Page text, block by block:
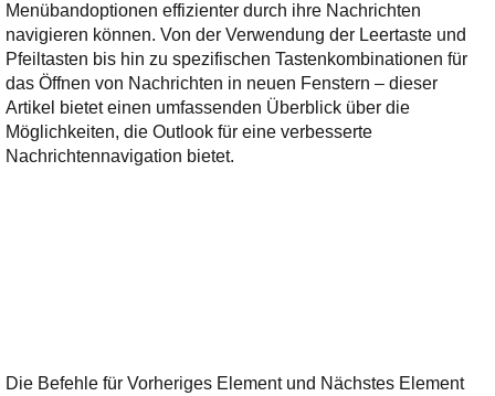
Menübandoptionen effizienter durch ihre Nachrichten
navigieren können. Von der Verwendung der Leertaste und
Pfeiltasten bis hin zu spezifischen Tastenkombinationen für
das Öffnen von Nachrichten in neuen Fenstern – dieser
Artikel bietet einen umfassenden Überblick über die
Möglichkeiten, die Outlook für eine verbesserte
Nachrichtennavigation bietet.
Die Befehle für Vorheriges Element und Nächstes Element
E-Mail bestätigen